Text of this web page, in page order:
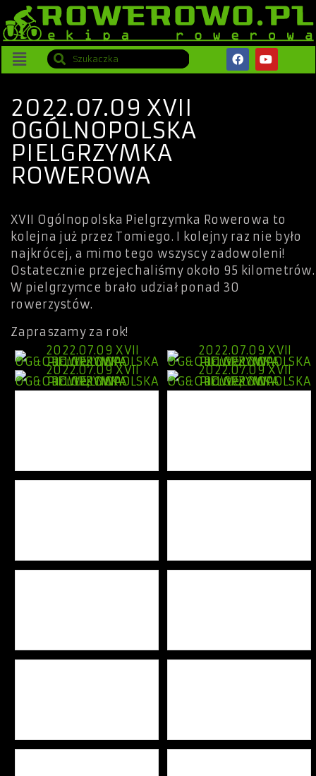
2022.07.09 XVII
OGÓLNOPOLSKA
PIELGRZYMKA
ROWEROWA
XVII Ogólnopolska Pielgrzymka Rowerowa to
kolejna już przez Tomiego. I kolejny raz nie było
najkrócej, a mimo tego wszyscy zadowoleni!
Ostatecznie przejechaliśmy około 95 kilometrów.
W pielgrzymce brało udział ponad 30
rowerzystów.
Zapraszamy za rok!